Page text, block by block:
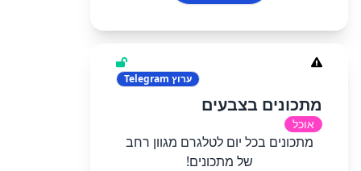
ערוץ
מתכונים בצבעים
אוכל
מתכונים בכל יום לטלגרם מגוון רחב
של מתכונים!